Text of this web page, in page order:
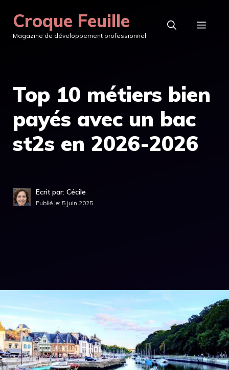
contenu
Croque Feuille
Magazine de développement professionnel
Top 10 métiers bien
payés avec un bac
st2s en 2026-2026
Ecrit par: Cécile
Publié le: 5 juin 2025